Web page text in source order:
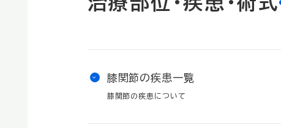
膝関節の疾患一覧
膝関節の疾患について